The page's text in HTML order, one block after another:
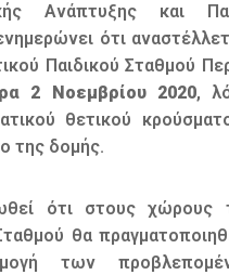
Ανάπτυξης και
ότι
Παιδικού Σταθμού
2 Νοεμβρίου 2020,
θετικού
της δομής.
ότι στους χώρους
θα
των